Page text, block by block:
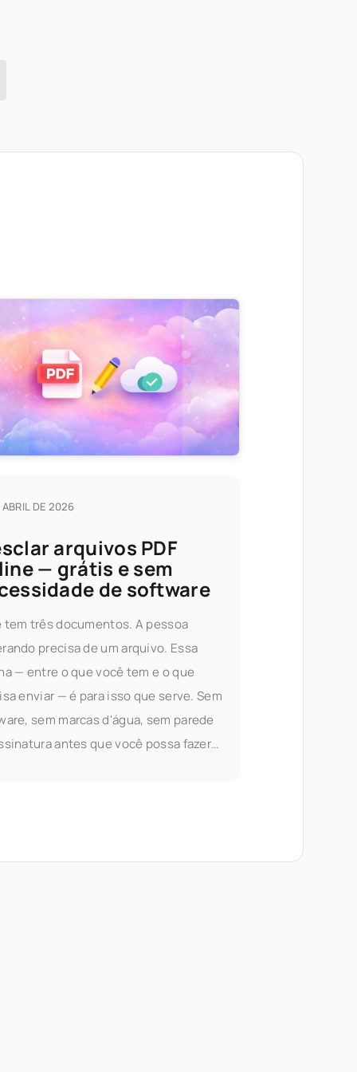
ABRIL DE 2026
arquivos PDF
— grátis e sem
de software
tem três documentos. A pessoa
precisa de um arquivo. Essa
— entre o que você tem e o que
enviar — é para isso que serve. Sem
sem marcas d'água, sem parede
antes que você possa fazer